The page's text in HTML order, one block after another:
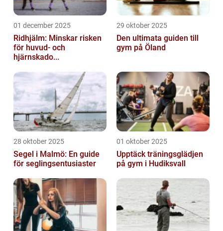
01 december 2025
Ridhjälm: Minskar risken
för huvud- och
hjärnskado...
29 oktober 2025
Den ultimata guiden till
gym på Öland
28 oktober 2025
Segel i Malmö: En guide
för seglingsentusiaster
01 oktober 2025
Upptäck träningsglädjen
på gym i Hudiksvall